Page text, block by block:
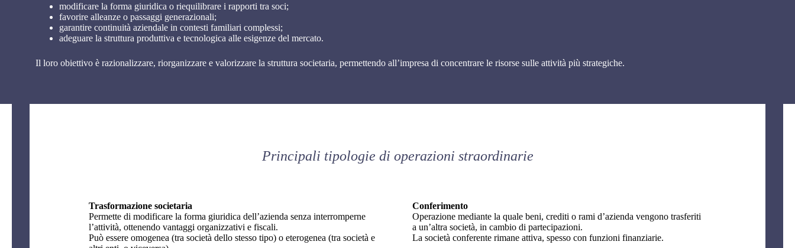
modificare la forma giuridica o riequilibrare i rapporti tra soci;
favorire alleanze o passaggi generazionali;
garantire continuità aziendale in contesti familiari complessi;
adeguare la struttura produttiva e tecnologica alle esigenze del mercato.
Il loro obiettivo è razionalizzare, riorganizzare e valorizzare la struttura societaria, permettendo all’impresa di concentrare le risorse sulle attività più strategiche.
Principali tipologie di operazioni straordinarie
Trasformazione societaria
Permette di modificare la forma giuridica dell’azienda senza interromperne
l’attività, ottenendo vantaggi organizzativi e fiscali.
Può essere omogenea (tra società dello stesso tipo) o eterogenea (tra società e
Conferimento
Operazione mediante la quale beni, crediti o rami d’azienda vengono trasferiti
a un’altra società, in cambio di partecipazioni.
La società conferente rimane attiva, spesso con funzioni finanziarie.